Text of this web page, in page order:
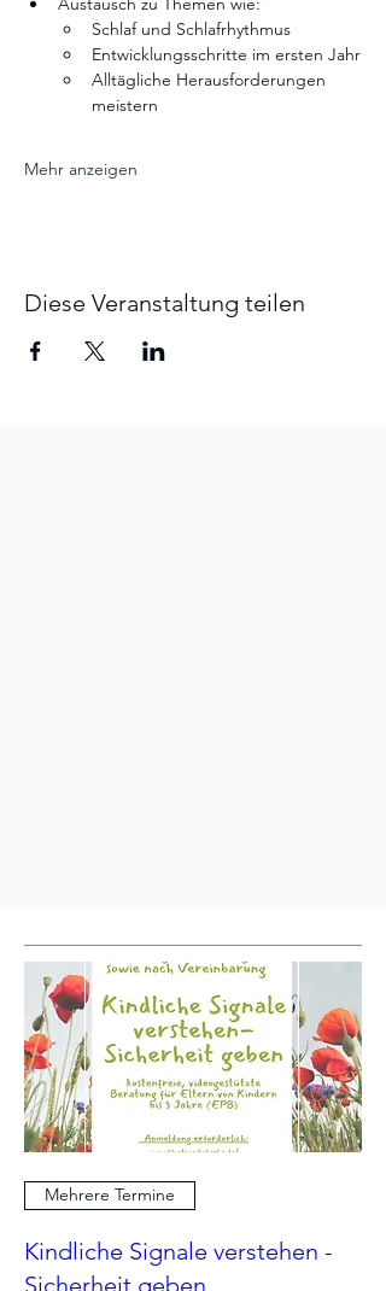
Schlaf und Schlafrhythmus
Entwicklungsschritte im ersten Jahr
Alltägliche Herausforderungen
meistern
Mehr anzeigen
Diese Veranstaltung teilen
Mehrere Termine
Kindliche Signale verstehen -
Sicherheit geben